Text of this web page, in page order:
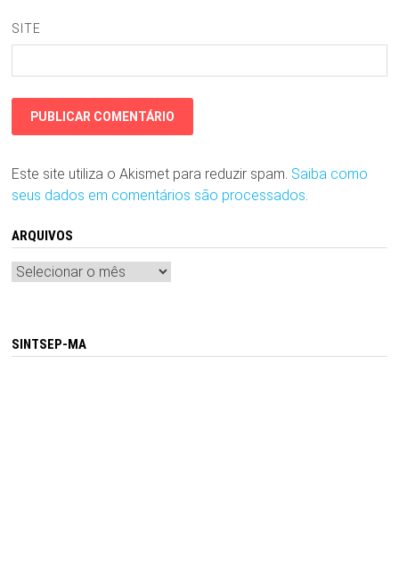
SITE
Este site utiliza o Akismet para reduzir spam. Saiba como
seus dados em comentários são processados
ARQUIVOS
Arquivos
SINTSEP-MA